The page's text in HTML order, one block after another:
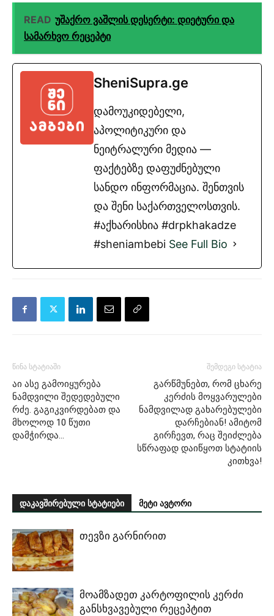
READ უშაქრო ვაშლის დესერტი: დიეტური და
სამარხვო რეცეპტი
SheniSupra.ge
დამოუკიდებელი,
აპოლიტიკური და
ნეიტრალური მედია —
ფაქტებზე დაფუძნებული
სანდო ინფორმაცია. შენთვის
და შენი საქართველოსთვის.
#აქხარისხია #drpkhakadze
#sheniambebi See Full Bio
წინა სტატიაში
აი ასე გამოიყურება
ნამდვილი შედედებული
რძე. გაგიკვირდებათ და
მხოლოდ 10 წუთი
დამჭირდა…
შემდეგი სტატია
გარწმუნებთ, რომ ცხარე
კერძის მოყვარულები
ნამდვილად გახარებულები
დარჩებიან! ამიტომ
გირჩევთ, რაც შეიძლება
სწრაფად დაიწყოთ სტატიის
კითხვა!
დაკავშირებული სტატიები მეტი ავტორი
თევზი გარნირით
მოამზადეთ კარტოფილის კერძი
განსხვავებული რეცეპტით